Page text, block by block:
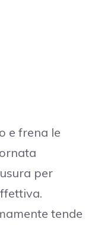
e frena le
per
tende